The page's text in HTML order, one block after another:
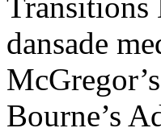
dansade
Bourne’s